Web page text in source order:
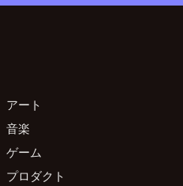
アート
音楽
ゲーム
プロダクト